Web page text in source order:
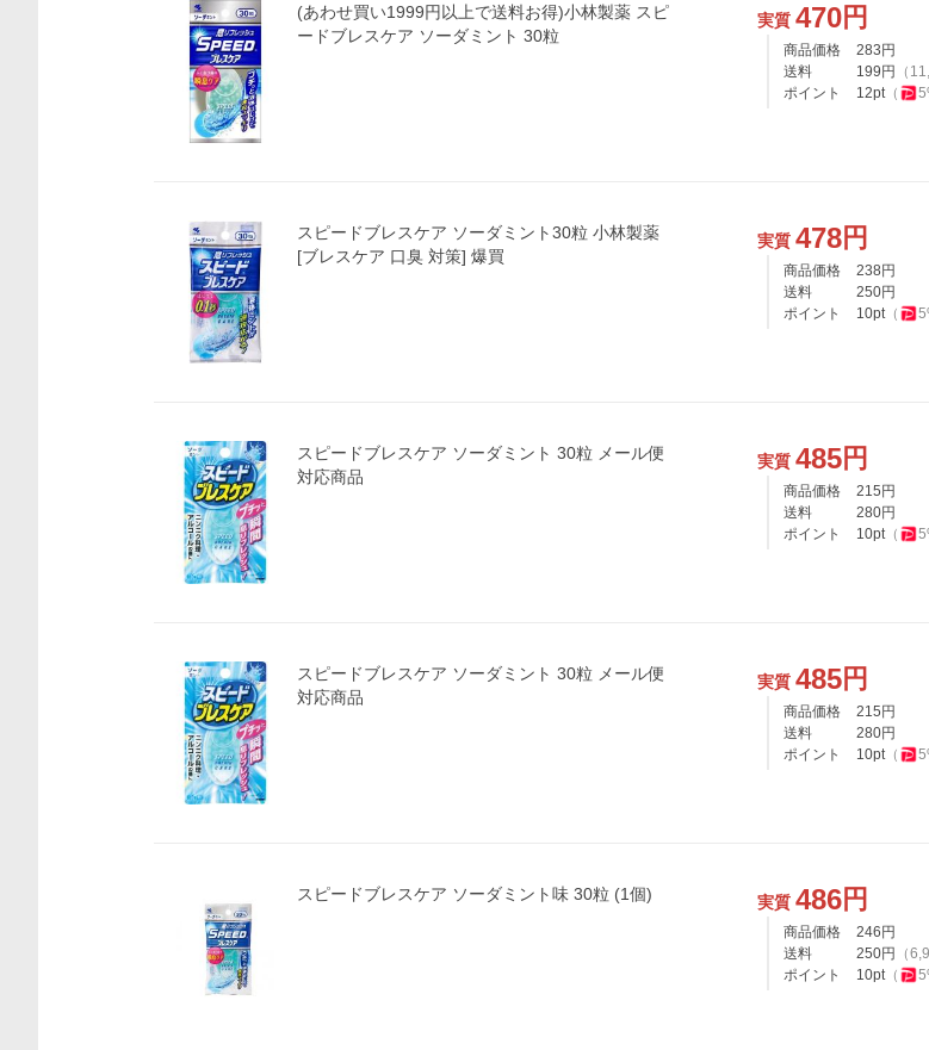
(あわせ買い1999円以上で送料お得)小林製薬 スピ
ードブレスケア ソーダミント 30粒
実質 470円
商品価格 283 円
送料
199 円 （
ポイント
12pt（ 5
スピードブレスケア ソーダミント30粒 小林製薬
[ブレスケア 口臭 対策] 爆買
実質 478円
商品価格 238 円
送料
250円
ポイント
10pt（ 5
スピードブレスケア ソーダミント 30粒 メール便
対応商品
実質 485円
商品価格 215 円
送料
280円
ポイント
10pt（ 5
スピードブレスケア ソーダミント 30粒 メール便
対応商品
実質 485円
商品価格 215 円
送料
280円
ポイント
10pt（ 5
スピードブレスケア ソーダミント味 30粒 (1個) 実質 486円
商品価格 246 円
送料
250円 （
ポイント
10pt（ 5